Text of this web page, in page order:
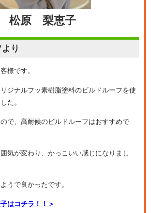
松原 梨恵子
り
様です。
ジナルフッ素樹脂塗料のビルドルーフを使
た。
で、高耐候のビルドルーフはおすすめで
気が変わり、かっこいい感じになりまし
うで良かったです。
はコチラ！！＞